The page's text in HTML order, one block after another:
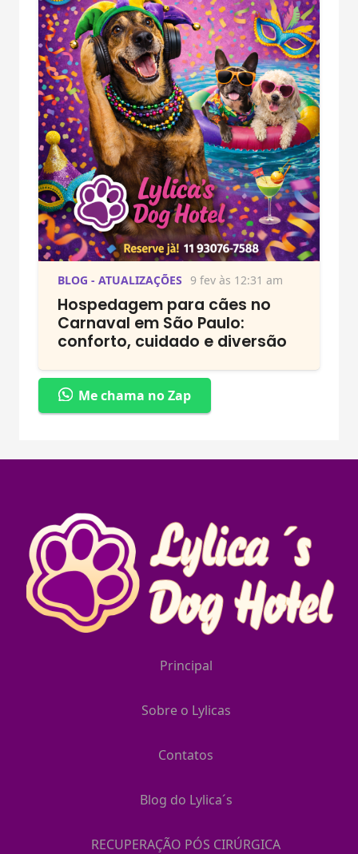
BLOG - ATUALIZAÇÕES 9 fev às 12:31 am
Hospedagem para cães no
Carnaval em São Paulo:
conforto, cuidado e diversão
Me chama no Zap
Principal
Sobre o Lylicas
Contatos
Blog do Lylica´s
RECUPERAÇÃO PÓS CIRÚRGICA